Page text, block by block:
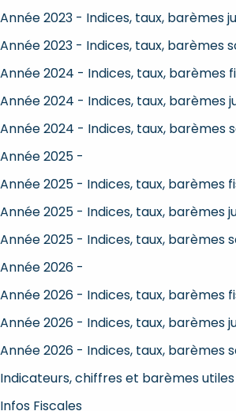
Année 2023 - Indices, taux, barèmes
Année 2023 - Indices, taux, barèmes
Année 2024 - Indices, taux, barèmes
Année 2024 - Indices, taux, barèmes
Année 2024 - Indices, taux, barèmes
Année 2025 -
Année 2025 - Indices, taux, barèmes
Année 2025 - Indices, taux, barèmes
Année 2025 - Indices, taux, barèmes
Année 2026 -
Année 2026 - Indices, taux, barèmes
Année 2026 - Indices, taux, barèmes
Année 2026 - Indices, taux, barèmes
Indicateurs, chiffres et barèmes utiles
Infos Fiscales